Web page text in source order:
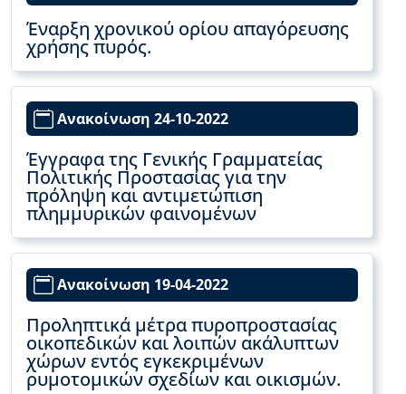
Έναρξη χρονικού ορίου απαγόρευσης
χρήσης πυρός.
Ανακοίνωση 24-10-2022
Έγγραφα της Γενικής Γραμματείας
Πολιτικής Προστασίας για την
πρόληψη και αντιμετώπιση
πλημμυρικών φαινομένων
Ανακοίνωση 19-04-2022
Προληπτικά μέτρα πυροπροστασίας
οικοπεδικών και λοιπών ακάλυπτων
χώρων εντός εγκεκριμένων
ρυμοτομικών σχεδίων και οικισμών.